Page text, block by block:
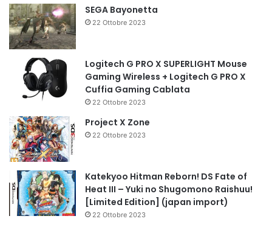
SEGA Bayonetta
22 Ottobre 2023
Logitech G PRO X SUPERLIGHT Mouse
Gaming Wireless + Logitech G PRO X
Cuffia Gaming Cablata
22 Ottobre 2023
Project X Zone
22 Ottobre 2023
Katekyoo Hitman Reborn! DS Fate of
Heat III – Yuki no Shugomono Raishuu!
[Limited Edition] (japan import)
22 Ottobre 2023